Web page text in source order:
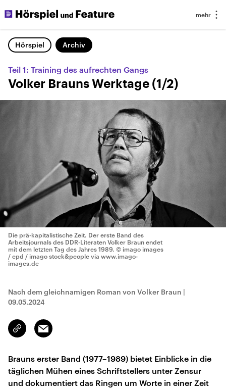
Hörspiel Archiv
Teil 1: Training des aufrechten Gangs
Volker Brauns Werktage (1/2)
Die prä-kapitalistische Zeit. Der erste Band des
Arbeitsjournals des DDR-Literaten Volker Braun endet
mit dem letzten Tag des Jahres 1989. © imago images
/ epd / imago stock&people via www.imago-
images.de
Nach dem gleichnamigen Roman von Volker Braun |
09.05.2024
Link
kopieren/teilen
Email
Brauns erster Band (1977–1989) bietet Einblicke in die
täglichen Mühen eines Schriftstellers unter Zensur
und dokumentiert das Ringen um Worte in einer Zeit